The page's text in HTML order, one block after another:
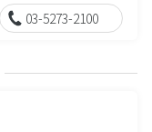
03-5273-2100